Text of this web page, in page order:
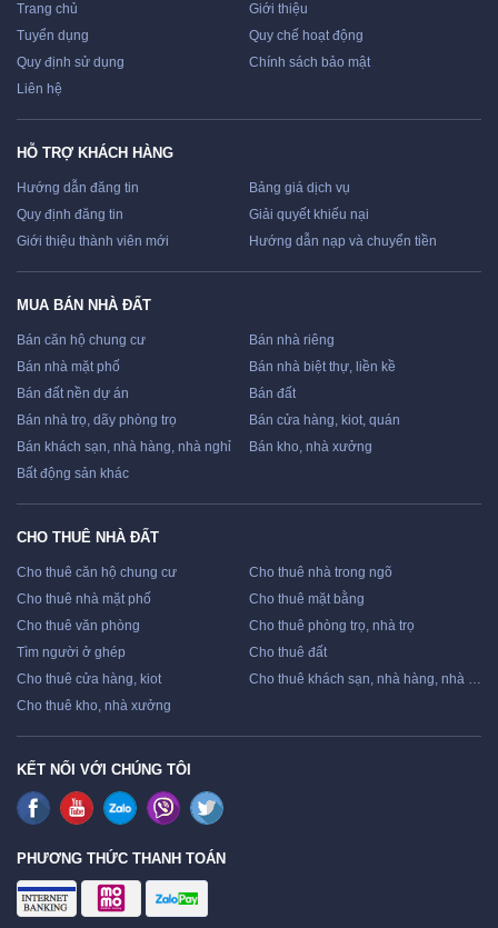
Trang chủ
Giới thiệu
Tuyển dụng
Quy chế hoạt động
Quy định sử dụng
Chính sách bảo mật
Liên hệ
HỖ TRỢ KHÁCH HÀNG
Hướng dẫn đăng tin
Bảng giá dịch vụ
Quy định đăng tin
Giải quyết khiếu nại
Giới thiệu thành viên mới
Hướng dẫn nạp và chuyển tiền
MUA BÁN NHÀ ĐẤT
Bán căn hộ chung cư
Bán nhà riêng
Bán nhà mặt phố
Bán nhà biệt thự, liền kề
Bán đất nền dự án
Bán đất
Bán nhà trọ, dãy phòng trọ
Bán cửa hàng, kiot, quán
Bán khách sạn, nhà hàng, nhà nghỉ
Bán kho, nhà xưởng
Bất động sản khác
CHO THUÊ NHÀ ĐẤT
Cho thuê căn hộ chung cư
Cho thuê nhà trong ngõ
Cho thuê nhà mặt phố
Cho thuê mặt bằng
Cho thuê văn phòng
Cho thuê phòng trọ, nhà trọ
Tìm người ở ghép
Cho thuê đất
Cho thuê cửa hàng, kiot
Cho thuê khách sạn, nhà hàng, nhà nghỉ
Cho thuê kho, nhà xưởng
KẾT NỐI VỚI CHÚNG TÔI
PHƯƠNG THỨC THANH TOÁN